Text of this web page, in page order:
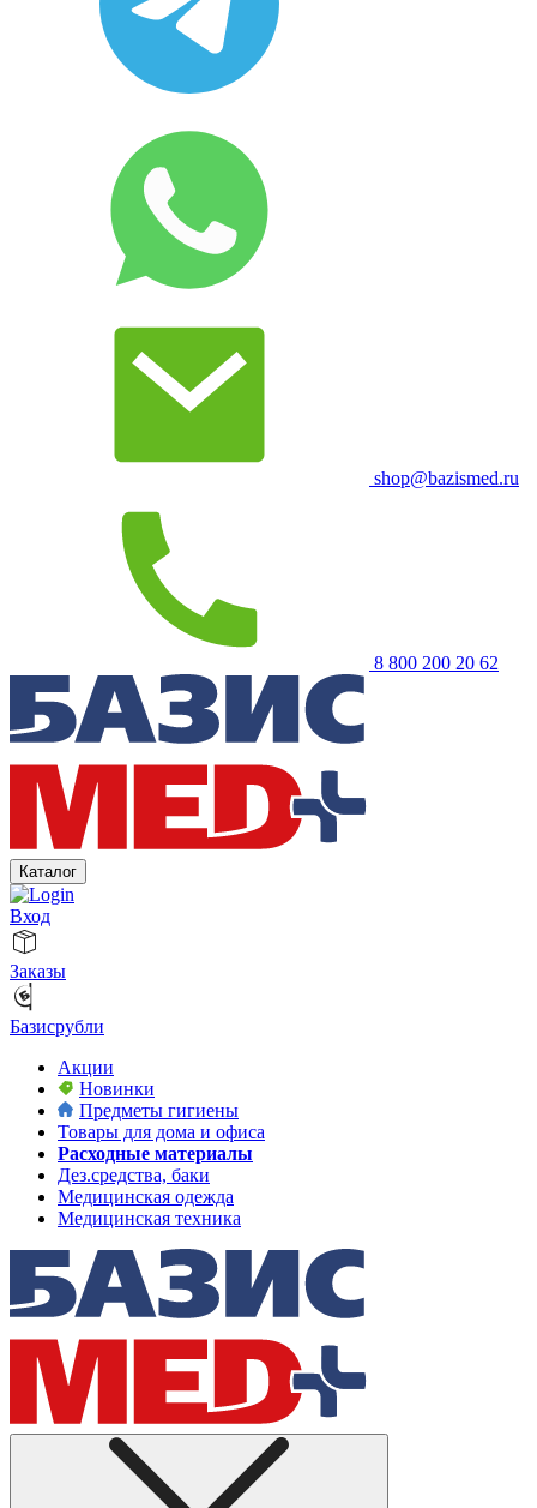
shop@bazismed.ru
8 800 200 20 62
Каталог
Вход
Заказы
Базисрубли
Акции
Новинки
Предметы гигиены
Товары для дома и офиса
Расходные материалы
Дез.средства, баки
Медицинская одежда
Медицинская техника